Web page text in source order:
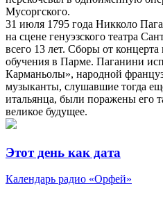
Мусоргского.
31 июля 1795 года Никколо
на сцене генуэзского театра
всего 13 лет. Сборы от концерта
обучения в Парме. Паганини
Карманьолы», народной
музыканты, слушавшие тогда
итальянца, были поражены его
великое будущее.
Этот день как дата
Календарь радио «Орфей»